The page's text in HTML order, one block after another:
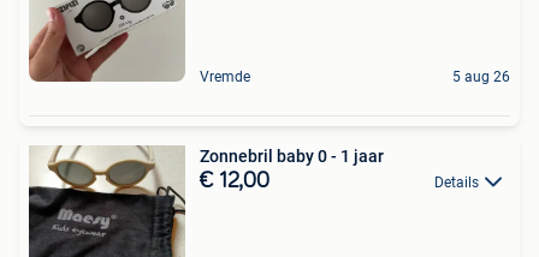
Vremde 5 aug 26
Zonnebril baby 0 - 1 jaar
€ 12,00 Details